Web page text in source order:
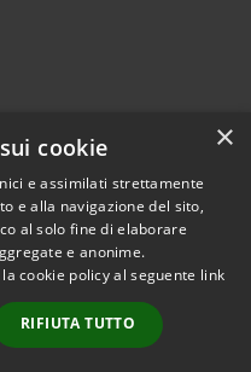
Copyright © 2026 • Comune di
Bollate • Powered by
Municipium•
Accesso
redazione
×
cookie
e assimilati strettamente
e alla navigazione del sito,
al solo fine di elaborare
e anonime.
cookie policy al seguente link
RIFIUTA TUTTO